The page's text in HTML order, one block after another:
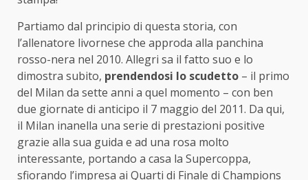
Partiamo dal principio di questa storia, con
l’allenatore livornese che approda alla panchina
rosso-nera nel 2010. Allegri sa il fatto suo e lo
dimostra subito, prendendosi lo scudetto – il primo
del Milan da sette anni a quel momento – con ben
due giornate di anticipo il 7 maggio del 2011. Da qui,
il Milan inanella una serie di prestazioni positive
grazie alla sua guida e ad una rosa molto
interessante, portando a casa la Supercoppa,
sfiorando l’impresa ai Quarti di Finale di Champions